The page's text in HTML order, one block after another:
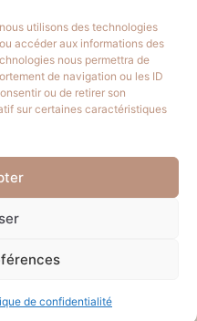
utilisons des technologies
accéder aux informations des
nous permettra de
de navigation ou les ID
ou de retirer son
sur certaines caractéristiques
de confidentialité
86 98